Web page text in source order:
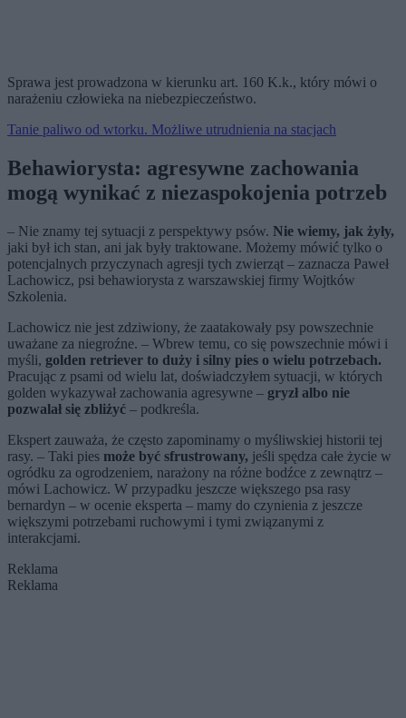
Sprawa jest prowadzona w kierunku art. 160 K.k., który mówi o
narażeniu człowieka na niebezpieczeństwo.
Tanie paliwo od wtorku. Możliwe utrudnienia na stacjach
Behawiorysta: agresywne zachowania
mogą wynikać z niezaspokojenia potrzeb
– Nie znamy tej sytuacji z perspektywy psów. Nie wiemy, jak żyły,
jaki był ich stan, ani jak były traktowane. Możemy mówić tylko o
potencjalnych przyczynach agresji tych zwierząt – zaznacza Paweł
Lachowicz, psi behawiorysta z warszawskiej firmy Wojtków
Szkolenia.
Lachowicz nie jest zdziwiony, że zaatakowały psy powszechnie
uważane za niegroźne. – Wbrew temu, co się powszechnie mówi i
myśli, golden retriever to duży i silny pies o wielu potrzebach.
Pracując z psami od wielu lat, doświadczyłem sytuacji, w których
golden wykazywał zachowania agresywne – gryzł albo nie
pozwalał się zbliżyć – podkreśla.
Ekspert zauważa, że często zapominamy o myśliwskiej historii tej
rasy. – Taki pies może być sfrustrowany, jeśli spędza całe życie w
ogródku za ogrodzeniem, narażony na różne bodźce z zewnątrz –
mówi Lachowicz. W przypadku jeszcze większego psa rasy
bernardyn – w ocenie eksperta – mamy do czynienia z jeszcze
większymi potrzebami ruchowymi i tymi związanymi z
interakcjami.
Reklama
Reklama